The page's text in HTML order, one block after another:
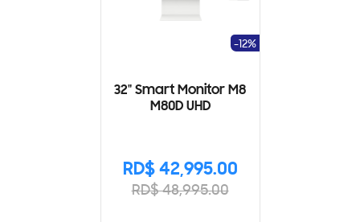
32" Smart Monitor M8
M80D UHD
RD$ 42,995.00
RD$ 48,995.00
-12%